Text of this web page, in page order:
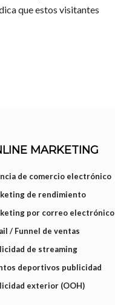
que estos visitantes
MARKETING
de comercio electrónico
de rendimiento
por correo electrónico
/ Funnel de ventas
de streaming
deportivos publicidad
exterior (OOH)